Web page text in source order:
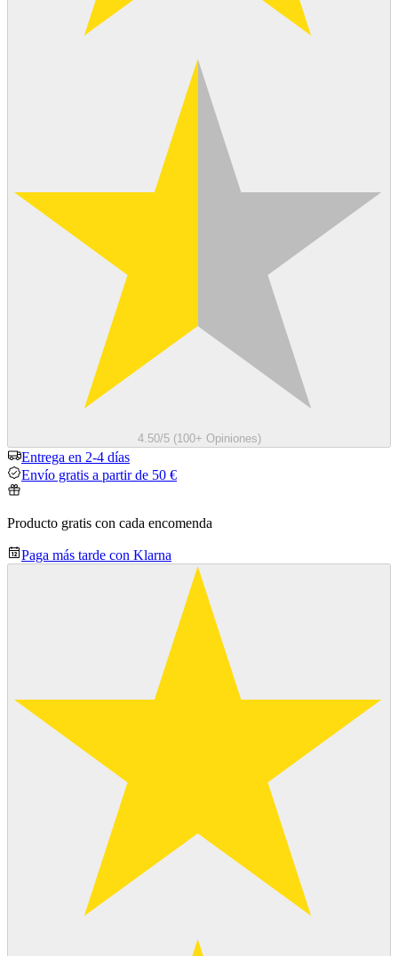
4.50/5 (100+ Opiniones)
Entrega en 2-4 días
Envío gratis a partir de 50 €
Producto gratis con cada encomenda
Paga más tarde con Klarna